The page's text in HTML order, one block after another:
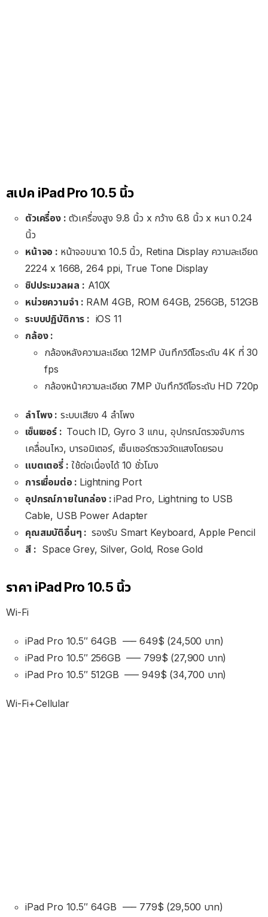
สเปค iPad Pro 10.5 นิ้ว
ตัวเครื่อง : ตัวเครื่องสูง 9.8 นิ้ว x กว้าง 6.8 นิ้ว x หนา 0.24
นิ้ว
หน้าจอ : หน้าจอขนาด 10.5 นิ้ว, Retina Display ความละเอียด
2224 x 1668, 264 ppi, True Tone Display
ชิปประมวลผล : A10X
หน่วยความจำ : RAM 4GB, ROM 64GB, 256GB, 512GB
ระบบปฏิบัติการ : iOS 11
กล้อง :
กล้องหลังความละเอียด 12MP บันทึกวิดีโอระดับ 4K ที่ 30
fps
กล้องหน้าความละเอียด 7MP บันทึกวิดีโอระดับ HD 720p
ลำโพง : ระบบเสียง 4 ลำโพง
เซ็นเซอร์ : Touch ID, Gyro 3 แกน, อุปกรณ์ตรวจจับการ
เคลื่อนไหว, บารอมิเตอร์, เซ็นเซอร์ตรวจวัดแสงโดยรอบ
แบตเตอรี่ : ใช้ต่อเนื่องได้ 10 ชั่วโมง
การเชื่อมต่อ : Lightning Port
อุปกรณ์ภายในกล่อง :iPad Pro, Lightning to USB
Cable, USB Power Adapter
คุณสมบัติอื่นๆ : รองรับ Smart Keyboard, Apple Pencil
สี : Space Grey, Silver, Gold, Rose Gold
ราคา iPad Pro 10.5 นิ้ว
Wi-Fi
iPad Pro 10.5″ 64GB —– 649$ (24,500 บาท)
iPad Pro 10.5″ 256GB —– 799$ (27,900 บาท)
iPad Pro 10.5″ 512GB —– 949$ (34,700 บาท)
Wi-Fi+Cellular
iPad Pro 10.5″ 64GB —– 779$ (29,500 บาท)